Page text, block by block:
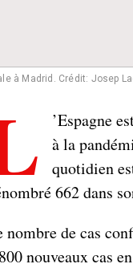
à Madrid. Crédit: Josep
’Espagne
à la
quotidien
662 dans
nombre de cas
nouveaux cas